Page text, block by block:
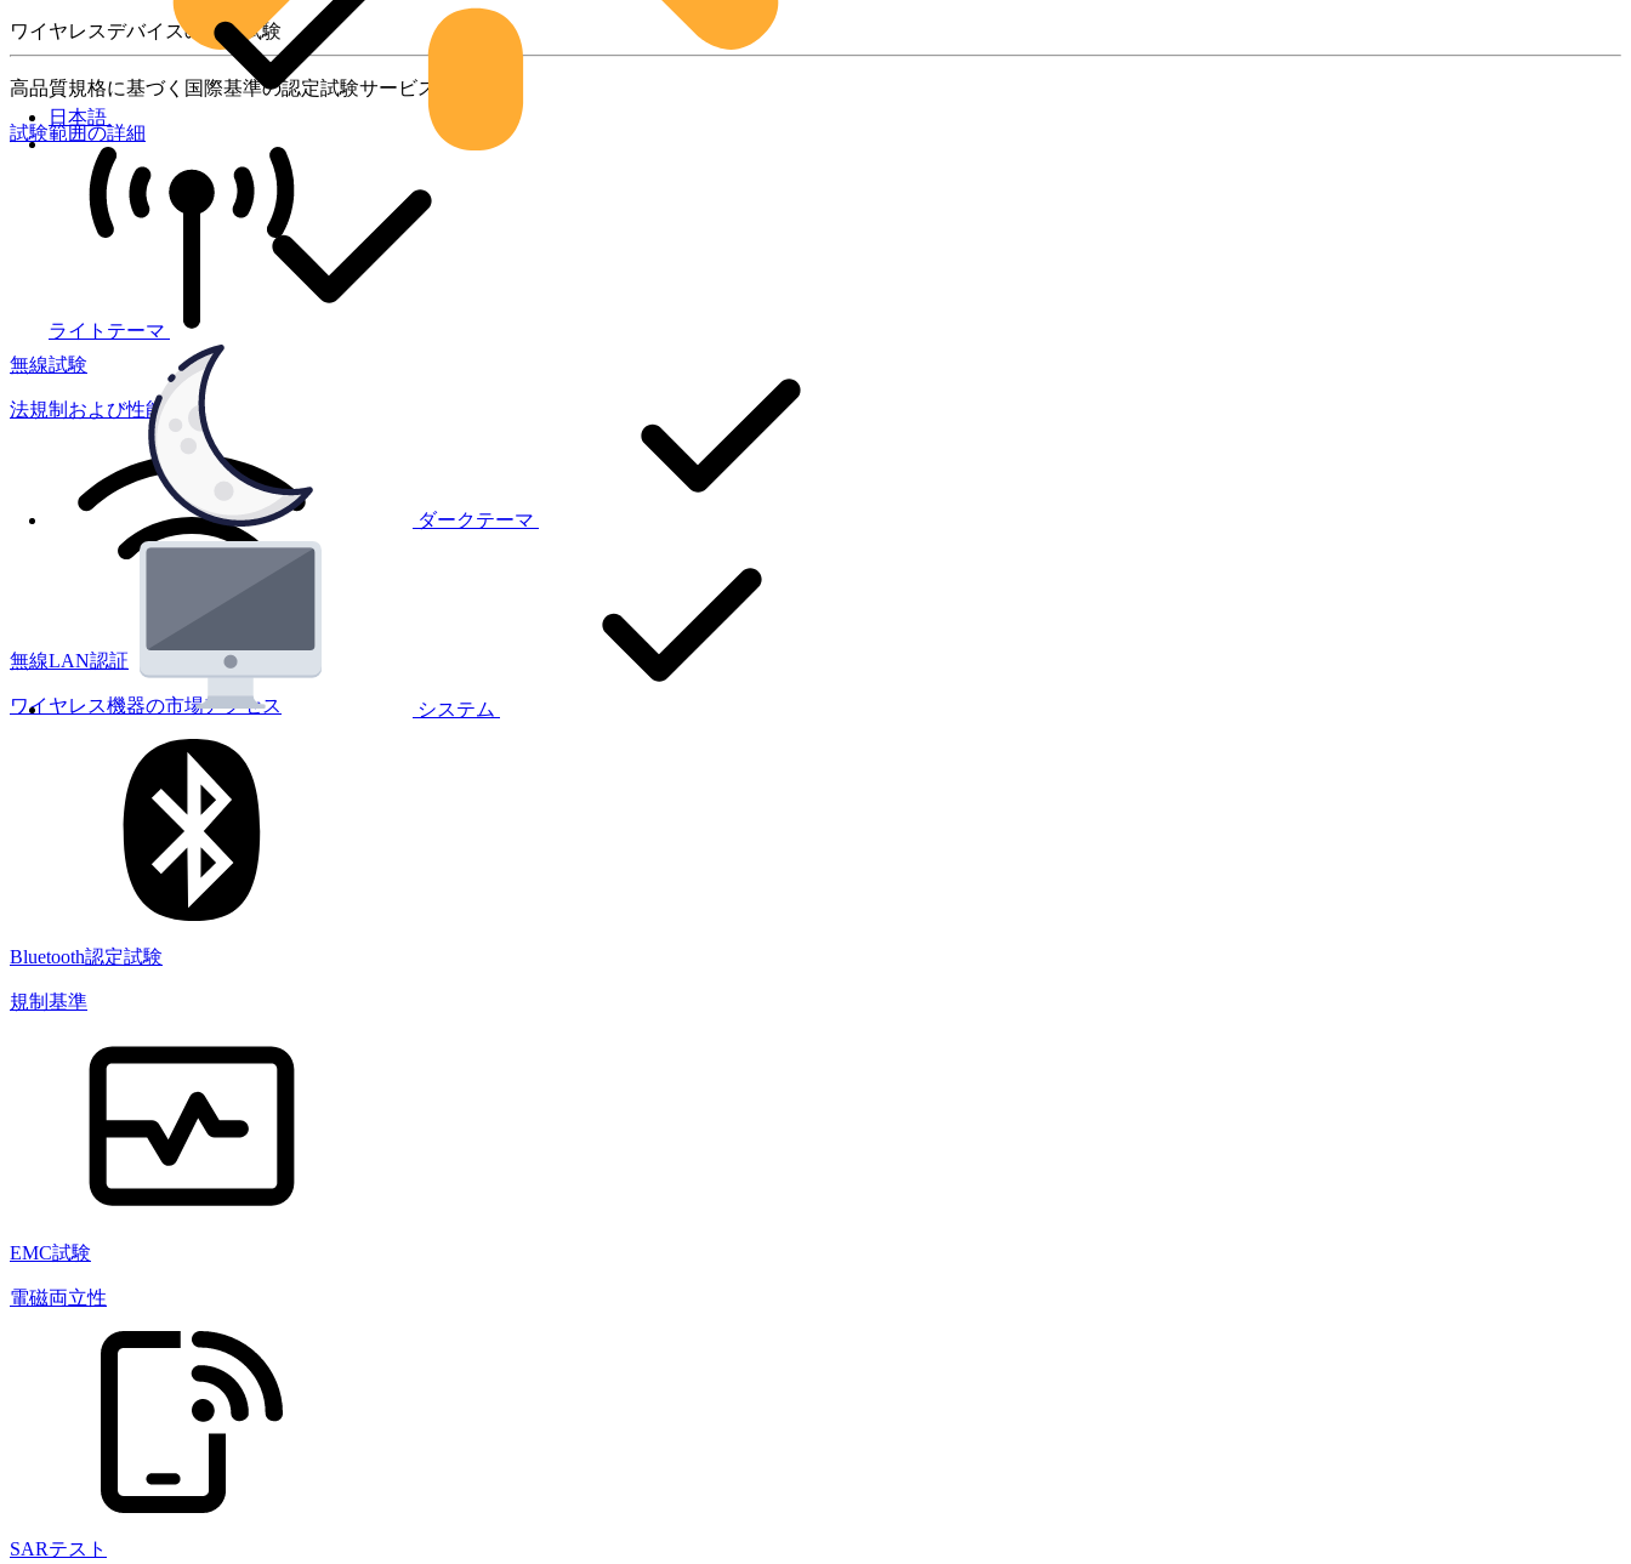
ライトテーマ
ダークテーマ
システム
日本語
ワイヤレスデバイスの製品試験
高品質規格に基づく国際基準の認定試験サービス
試験範囲の詳細
無線試験
法規制および性能試験
無線LAN認証
ワイヤレス機器の市場アクセス
Bluetooth認定試験
規制基準
EMC試験
電磁両立性
SARテスト